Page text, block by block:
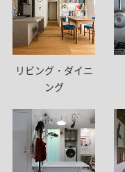
リビング・ダイニ
ング